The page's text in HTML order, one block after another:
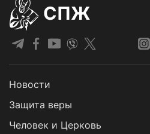
СПЖ
Новости
Защита веры
Человек и Церковь